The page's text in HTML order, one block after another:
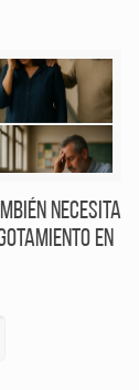
necesita
en